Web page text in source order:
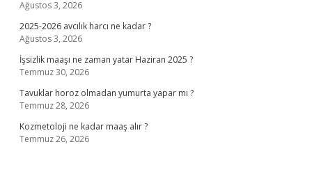
Ağustos 3, 2026
2025-2026 avcılık harcı ne kadar ?
Ağustos 3, 2026
İşsizlik maaşı ne zaman yatar Haziran 2025 ?
Temmuz 30, 2026
Tavuklar horoz olmadan yumurta yapar mı ?
Temmuz 28, 2026
Kozmetoloji ne kadar maaş alır ?
Temmuz 26, 2026